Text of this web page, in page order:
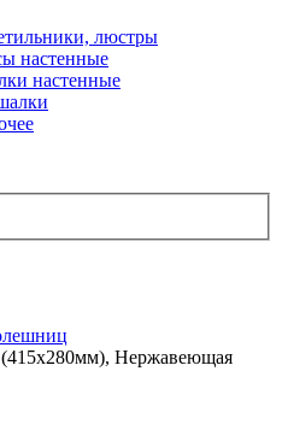
люстры
настенные
настенные
Нержавеющая